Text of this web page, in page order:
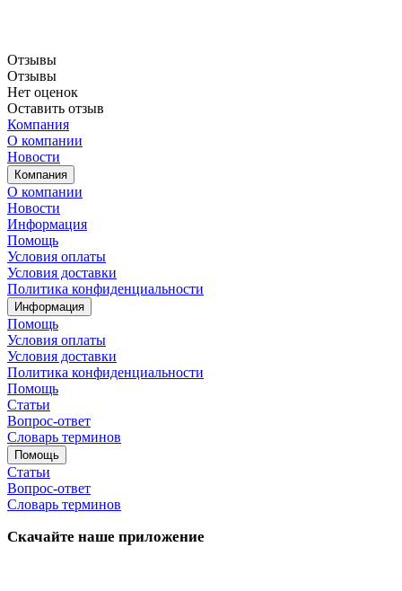
Отзывы
Отзывы
Нет оценок
Оставить отзыв
Компания
О компании
Новости
Компания
О компании
Новости
Информация
Помощь
Условия оплаты
Условия доставки
Политика конфиденциальности
Информация
Помощь
Условия оплаты
Условия доставки
Политика конфиденциальности
Помощь
Статьи
Вопрос-ответ
Словарь терминов
Помощь
Статьи
Вопрос-ответ
Словарь терминов
Скачайте наше приложение